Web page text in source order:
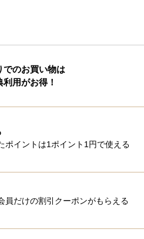
でのお買い物は
用がお得！
ポイントは1ポイント1円で使える
員だけの割引クーポンがもらえる